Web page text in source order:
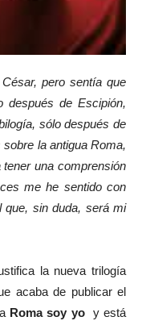
pero sentía que
después de Escipión,
sólo después de
la antigua Roma,
una comprensión
me he sentido con
que, sin duda, será mi
la nueva trilogía
acaba de publicar el
Roma soy yo y está